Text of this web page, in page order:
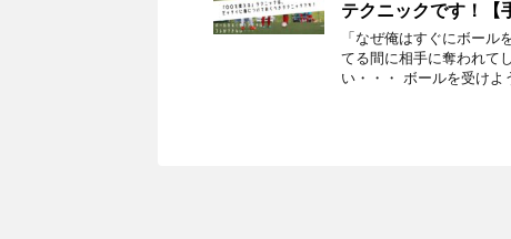
テクニックです！【
「なぜ俺はすぐにボー
てる間に相手に奪われて
い・・・ ボールを受け